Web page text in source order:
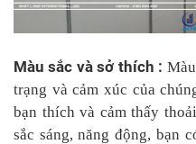
Màu sắc và sở thích :
trạng và cảm xúc của
bạn thích và cảm thấy
sắc sáng, năng động, bạn